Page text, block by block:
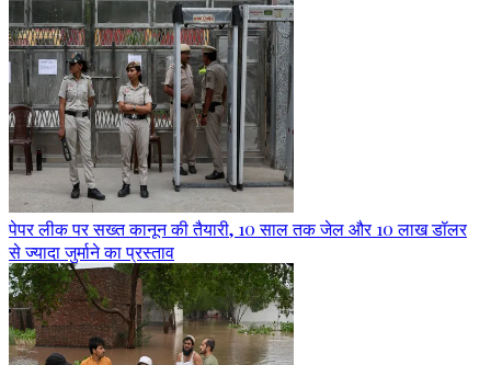
पेपर लीक पर सख्त कानून की तैयारी, 10 साल तक जेल और 10 लाख डॉलर
से ज्यादा जुर्माने का प्रस्ताव